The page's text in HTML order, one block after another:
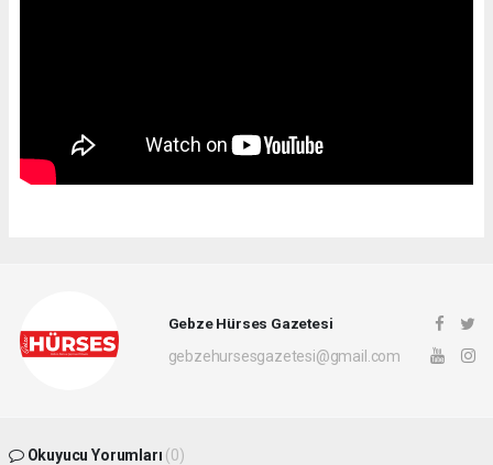
Gebze Hürses Gazetesi
gebzehursesgazetesi@gmail.com
Okuyucu Yorumları (0)